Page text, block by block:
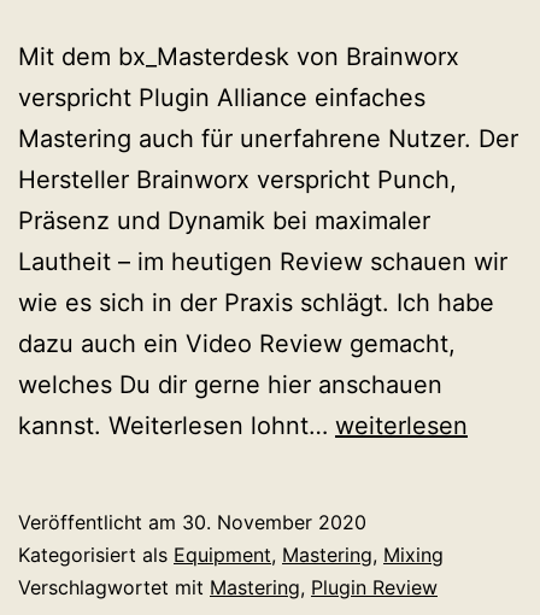
Mit dem bx_Masterdesk von Brainworx
verspricht Plugin Alliance einfaches
Mastering auch für unerfahrene Nutzer. Der
Hersteller Brainworx verspricht Punch,
Präsenz und Dynamik bei maximaler
Lautheit – im heutigen Review schauen wir
wie es sich in der Praxis schlägt. Ich habe
dazu auch ein Video Review gemacht,
welches Du dir gerne hier anschauen
kannst. Weiterlesen lohnt… bx_Masterdesk
bx_masterdesk
vs.
weiterlesen
Veröffentlicht am 30. November 2020
Kategorisiert als Equipment, Mastering, Mixing
Verschlagwortet mit Mastering, Plugin Review